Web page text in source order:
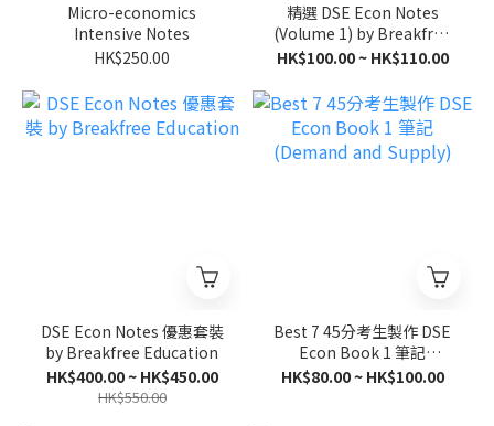
Micro-economics
Intensive Notes
HK$250.00
精選 DSE Econ Notes
(Volume 1) by Breakfree
Education
HK$100.00 ~ HK$110.00
DSE Econ Notes 優惠套裝
by Breakfree Education
HK$400.00 ~ HK$450.00
HK$550.00
Best 7 45分考生製作 DSE
Econ Book 1 筆記
(Demand and Supply)
HK$80.00 ~ HK$100.00